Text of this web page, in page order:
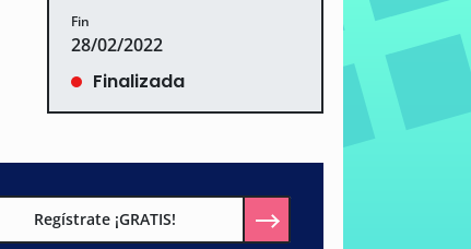
Fin
28/02/2022
Finalizada
Regístrate ¡GRATIS!